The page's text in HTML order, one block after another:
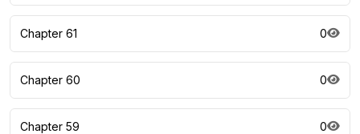
Chapter 61 0
Chapter 60 0
Chapter 59 0